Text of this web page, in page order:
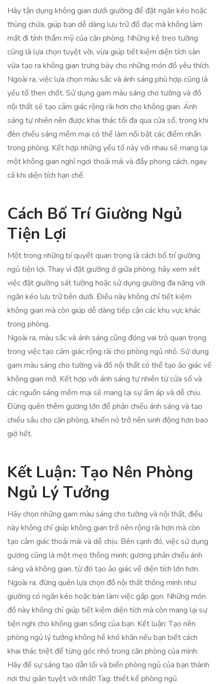
Hãy tận dụng không gian dưới giường để đặt ngăn kéo hoặc
thùng chứa, giúp bạn dễ dàng lưu trữ đồ đạc mà không làm
mất đi tính thẩm mỹ của căn phòng. Những kệ treo tường
cũng là lựa chọn tuyệt vời, vừa giúp tiết kiệm diện tích sàn
vừa tạo ra không gian trưng bày cho những món đồ yêu thích.
Ngoài ra, việc lựa chọn màu sắc và ánh sáng phù hợp cũng là
yếu tố then chốt. Sử dụng gam màu sáng cho tường và đồ
nội thất sẽ tạo cảm giác rộng rãi hơn cho không gian. Ánh
sáng tự nhiên nên được khai thác tối đa qua cửa sổ, trong khi
đèn chiếu sáng mềm mại có thể làm nổi bật các điểm nhấn
trong phòng. Kết hợp những yếu tố này với nhau sẽ mang lại
một không gian nghỉ ngơi thoải mái và đầy phong cách, ngay
cả khi diện tích hạn chế.
Cách Bố Trí Giường Ngủ
Tiện Lợi
Một trong những bí quyết quan trọng là cách bố trí giường
ngủ tiện lợi. Thay vì đặt giường ở giữa phòng, hãy xem xét
việc đặt giường sát tường hoặc sử dụng giường đa năng với
ngăn kéo lưu trữ bên dưới. Điều này không chỉ tiết kiệm
không gian mà còn giúp dễ dàng tiếp cận các khu vực khác
trong phòng.
Ngoài ra, màu sắc và ánh sáng cũng đóng vai trò quan trọng
trong việc tạo cảm giác rộng rãi cho phòng ngủ nhỏ. Sử dụng
gam màu sáng cho tường và đồ nội thất có thể tạo ảo giác về
không gian mở. Kết hợp với ánh sáng tự nhiên từ cửa sổ và
các nguồn sáng mềm mại sẽ mang lại sự ấm áp và dễ chịu.
Đừng quên thêm gương lớn để phản chiếu ánh sáng và tạo
chiều sâu cho căn phòng, khiến nó trở nên sinh động hơn bao
giờ hết.
Kết Luận: Tạo Nên Phòng
Ngủ Lý Tưởng
Hãy chọn những gam màu sáng cho tường và nội thất, điều
này không chỉ giúp không gian trở nên rộng rãi hơn mà còn
tạo cảm giác thoải mái và dễ chịu. Bên cạnh đó, việc sử dụng
gương cũng là một mẹo thông minh; gương phản chiếu ánh
sáng và không gian, từ đó tạo ảo giác về diện tích lớn hơn.
Ngoài ra, đừng quên lựa chọn đồ nội thất thông minh như
giường có ngăn kéo hoặc bàn làm việc gấp gọn. Những món
đồ này không chỉ giúp tiết kiệm diện tích mà còn mang lại sự
tiện nghi cho không gian sống của bạn. Kết luận: Tạo nên
phòng ngủ lý tưởng không hề khó khăn nếu bạn biết cách
khai thác triệt để từng góc nhỏ trong căn phòng của mình.
Hãy để sự sáng tạo dẫn lối và biến phòng ngủ của bạn thành
nơi thư giãn tuyệt vời nhất! Tag: thiết kế phòng ngủ